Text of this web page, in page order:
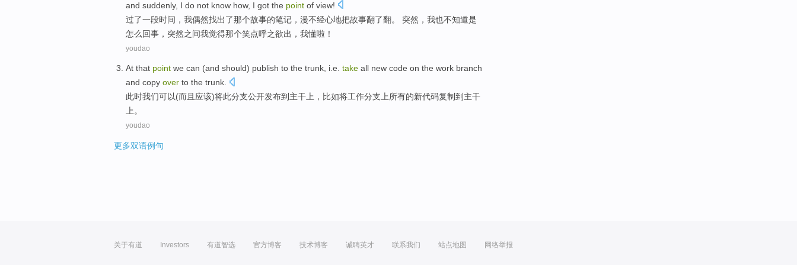
and suddenly, I do not know how, I got the point of view!
过了一段时间， 我偶然找出了那个故事的笔记 ， 漫不经心地把故事翻了翻。 突然 ，我也不知道是
怎么回事，突然之间我觉得那个笑点呼之欲出，我懂啦！
youdao
At that point we can (and should) publish to the trunk, i.e. take all new code on the work branch
and copy over to the trunk.
此时我们可以(而且 应该)将此分支公开发布到 主干上， 比如将工作分支上所有的新代码复制到主干
上。
youdao
更多双语例句
关于有道 Investors 有道智选 官方博客 技术博客 诚聘英才 联系我们 站点地图 网络举报